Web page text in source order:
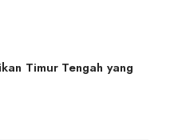
Timur Tengah yang